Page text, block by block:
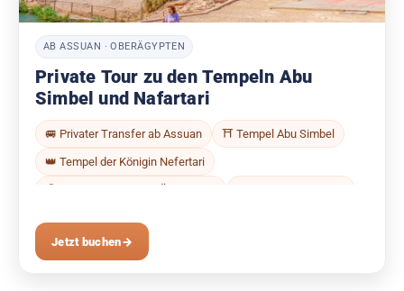
AB ASSUAN · OBERÄGYPTEN
Private Tour zu den Tempeln Abu
Simbel und Nafartari
🚐 Privater Transfer ab Assuan ⛩ Tempel Abu Simbel
👑 Tempel der Königin Nefertari
Jetzt buchen→